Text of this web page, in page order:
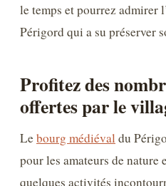
le temps et pourrez admirer
Périgord qui a su préserver
Profitez des
offertes par le
Le bourg médiévaldu
pour les amateurs de nature
quelques activités